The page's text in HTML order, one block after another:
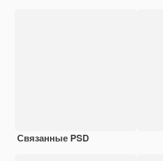
Связанные PSD